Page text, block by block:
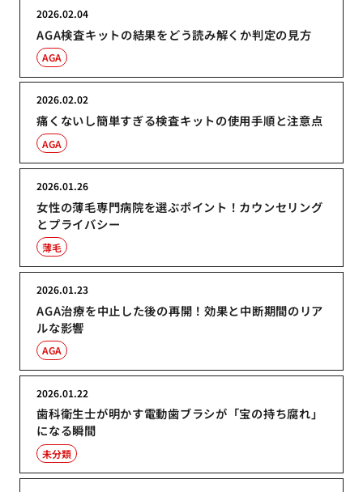
AGA検査キットの結果をどう読み解くか判定の見方
2026.02.04
AGA
痛くないし簡単すぎる検査キットの使用手順と注意点
2026.02.02
AGA
女性の薄毛専門病院を選ぶポイント！カウンセリング
とプライバシー
2026.01.26
薄毛
AGA治療を中止した後の再開！効果と中断期間のリア
ルな影響
2026.01.23
AGA
歯科衛生士が明かす電動歯ブラシが「宝の持ち腐れ」
になる瞬間
2026.01.22
未分類